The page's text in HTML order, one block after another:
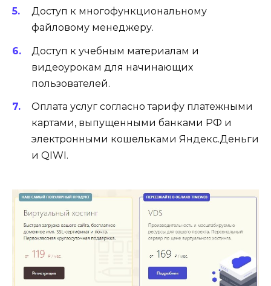
Доступ к многофункциональному
файловому менеджеру.
Доступ к учебным материалам и
видеоурокам для начинающих
пользователей.
Оплата услуг согласно тарифу платежными
картами, выпущенными банками РФ и
электронными кошельками Яндекс.Деньги
и QIWI.